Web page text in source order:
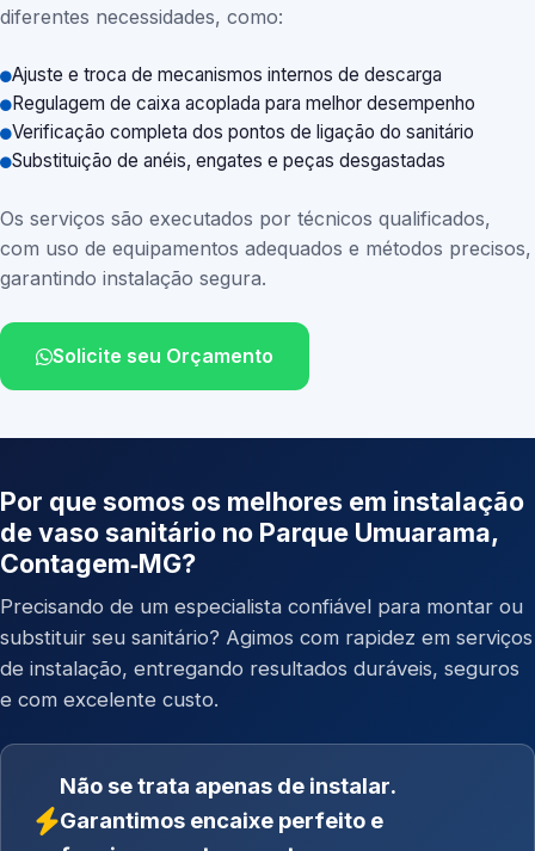
diferentes necessidades, como:
Ajuste e troca de mecanismos internos de descarga
Regulagem de caixa acoplada para melhor desempenho
Verificação completa dos pontos de ligação do sanitário
Substituição de anéis, engates e peças desgastadas
Os serviços são executados por técnicos qualificados,
com uso de equipamentos adequados e métodos precisos,
garantindo instalação segura.
Solicite seu Orçamento
Por que somos os melhores em instalação
de vaso sanitário no Parque Umuarama,
Contagem‑MG?
Precisando de um especialista confiável para montar ou
substituir seu sanitário? Agimos com rapidez em serviços
de instalação, entregando resultados duráveis, seguros
e com excelente custo.
Não se trata apenas de instalar.
Garantimos encaixe perfeito e